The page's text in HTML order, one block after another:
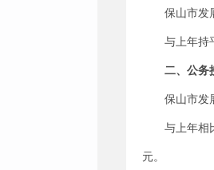
保山市发
与上年持
二、公务
保山市发
与上年相
元。